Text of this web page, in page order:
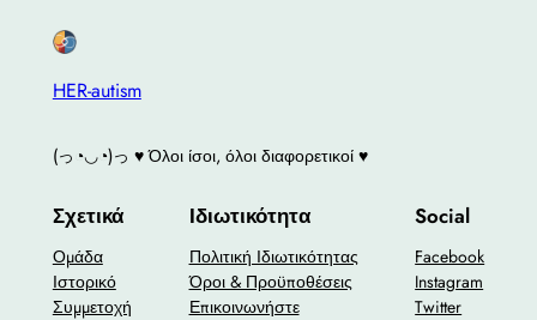
HER-autism
(っ◔◡◔)っ ♥ Όλοι ίσοι, όλοι διαφορετικοί ♥
Σχετικά
Ομάδα
Ιστορικό
Συμμετοχή
Ιδιωτικότητα
Πολιτική Ιδιωτικότητας
Όροι & Προϋποθέσεις
Επικοινωνήστε
Social
Facebook
Instagram
Twitter